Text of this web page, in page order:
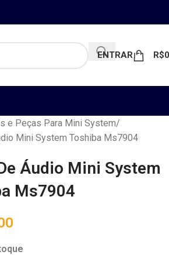
ENTRAR R$
e Peças Para Mini System
Mini System Toshiba Ms7904
Áudio Mini System
Ms7904